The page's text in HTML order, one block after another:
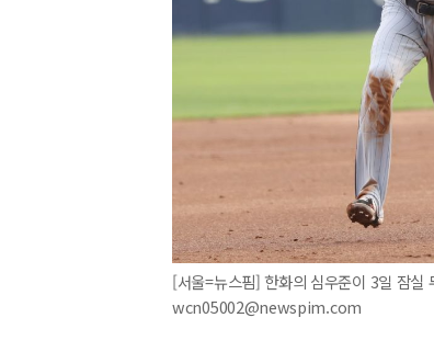
[서울=뉴스핌] 한화의 심우준이 3일 잠
wcn05002@newspim.com